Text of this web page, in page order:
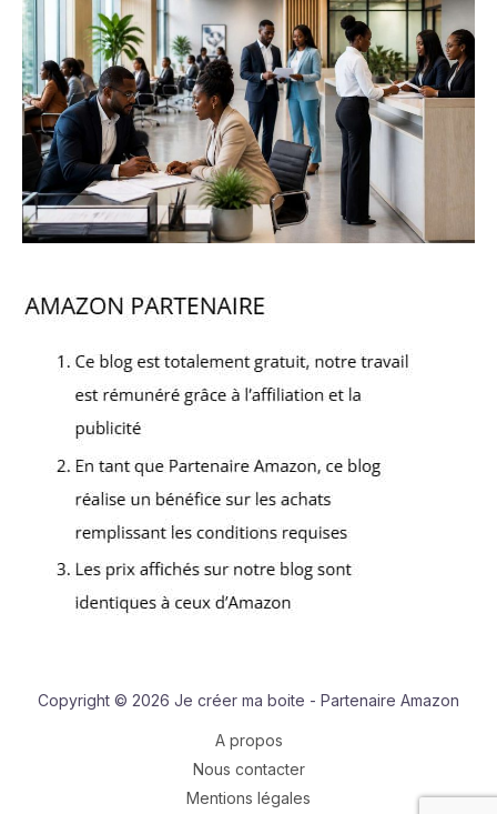
Copyright © 2026 Je créer ma boite - Partenaire Amazon
A propos
Nous contacter
Mentions légales